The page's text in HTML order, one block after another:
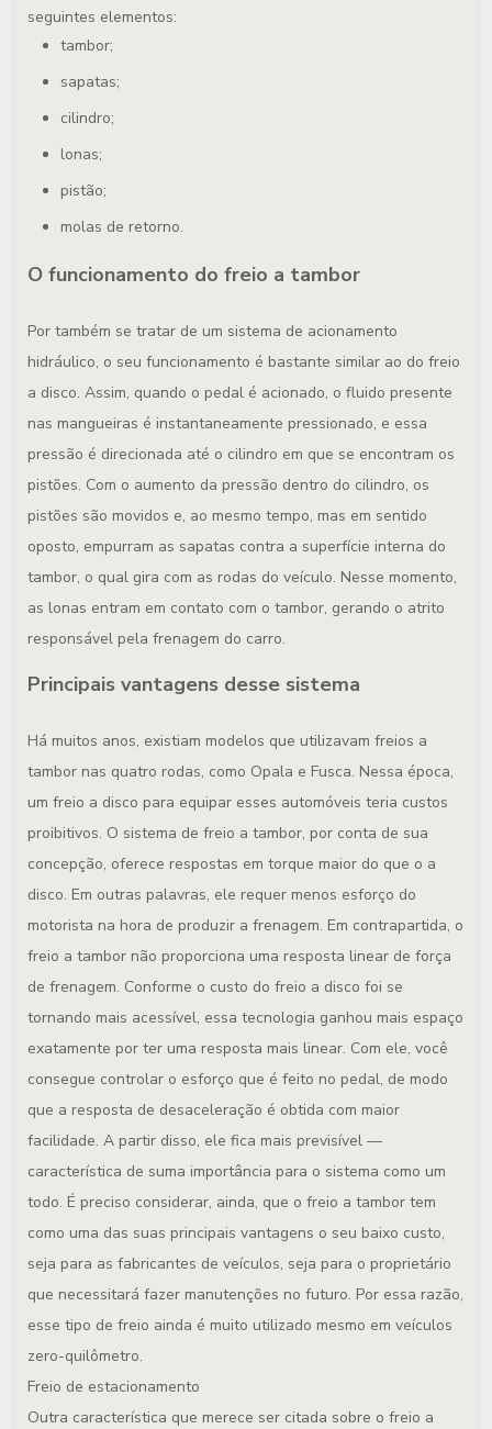
seguintes elementos:
tambor;
sapatas;
cilindro;
lonas;
pistão;
molas de retorno.
O funcionamento do freio a tambor
Por também se tratar de um sistema de acionamento
hidráulico, o seu funcionamento é bastante similar ao do freio
a disco. Assim, quando o pedal é acionado, o fluido presente
nas mangueiras é instantaneamente pressionado, e essa
pressão é direcionada até o cilindro em que se encontram os
pistões. Com o aumento da pressão dentro do cilindro, os
pistões são movidos e, ao mesmo tempo, mas em sentido
oposto, empurram as sapatas contra a superfície interna do
tambor, o qual gira com as rodas do veículo. Nesse momento,
as lonas entram em contato com o tambor, gerando o atrito
responsável pela frenagem do carro.
Principais vantagens desse sistema
Há muitos anos, existiam modelos que utilizavam freios a
tambor nas quatro rodas, como Opala e Fusca. Nessa época,
um freio a disco para equipar esses automóveis teria custos
proibitivos. O sistema de freio a tambor, por conta de sua
concepção, oferece respostas em torque maior do que o a
disco. Em outras palavras, ele requer menos esforço do
motorista na hora de produzir a frenagem. Em contrapartida, o
freio a tambor não proporciona uma resposta linear de força
de frenagem. Conforme o custo do freio a disco foi se
tornando mais acessível, essa tecnologia ganhou mais espaço
exatamente por ter uma resposta mais linear. Com ele, você
consegue controlar o esforço que é feito no pedal, de modo
que a resposta de desaceleração é obtida com maior
facilidade. A partir disso, ele fica mais previsível —
característica de suma importância para o sistema como um
todo. É preciso considerar, ainda, que o freio a tambor tem
como uma das suas principais vantagens o seu baixo custo,
seja para as fabricantes de veículos, seja para o proprietário
que necessitará fazer manutenções no futuro. Por essa razão,
esse tipo de freio ainda é muito utilizado mesmo em veículos
zero-quilômetro.
Freio de estacionamento
Outra característica que merece ser citada sobre o freio a